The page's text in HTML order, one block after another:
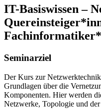
IT-Basiswissen –
Seminarziel
Der Kurs zur
Grundlagen über die
Komponenten. Hier werden
Netzwerke, Topologie und